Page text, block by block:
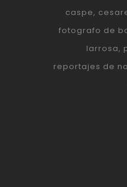
caspe
fotografo de
larrosa
reportajes de